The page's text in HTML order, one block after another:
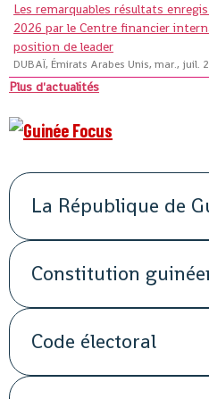
Les remarquables résultats
2026 par le Centre financier
position de leader
DUBAÏ, Émirats Arabes Unis, mar., juil.
Plus d'actualités
La République de
Constitution
Code électoral